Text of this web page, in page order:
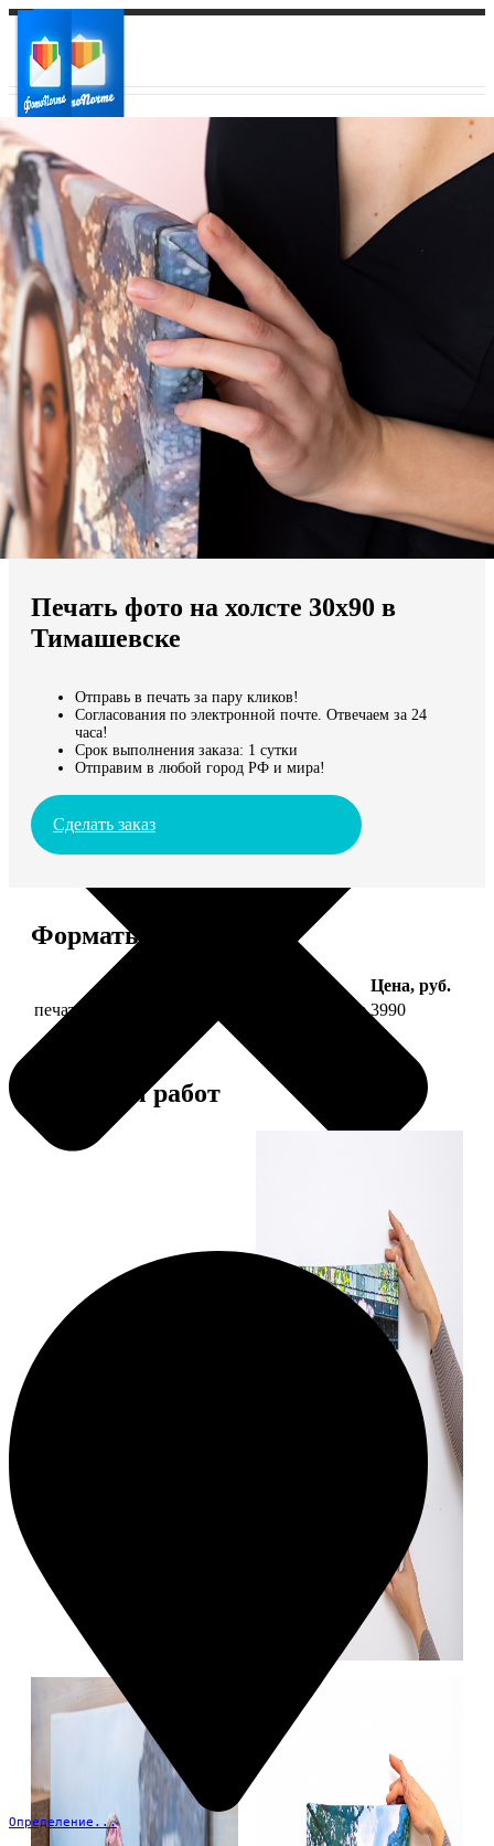
Ваш город:
Ваш регион доставки
Выберите из списка:
Мы доставляем по всему миру
Продолжить без города
Определение...
Печать фото на холсте 30х90 в
Тимашевске
Отправь в печать за пару кликов!
Согласования по электронной почте. Отвечаем за 24
часа!
Срок выполнения заказа: 1 сутки
Отправим в любой город РФ и мира!
Сделать заказ
Форматы и цены
Цена, руб.
печать фото на холсте 30х90 на подрамнике 3990
Примеры работ